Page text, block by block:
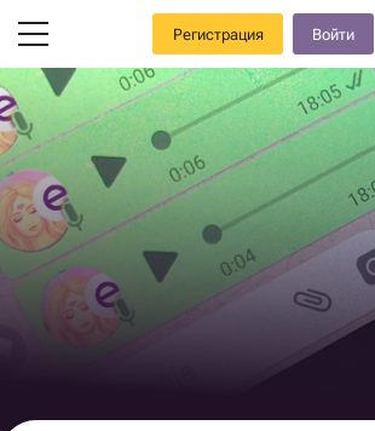
Регистрация Войти